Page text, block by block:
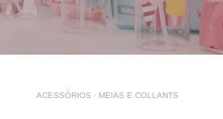
ACESSÓRIOS · MEIAS E COLLANTS